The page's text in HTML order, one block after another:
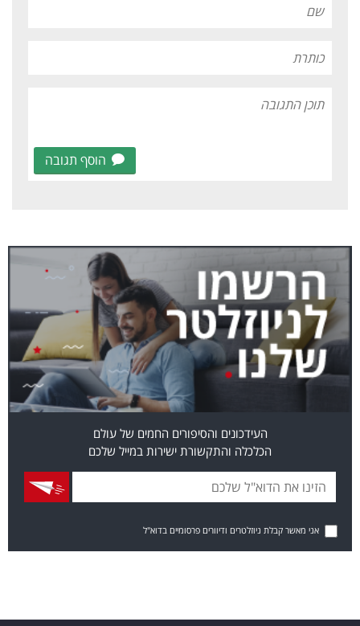
הוסף תגובה
העידכונים והסיפורים החמים של עולם
הכלכלה והתקשורת ישירות במייל שלכם
אני מאשר קבלת ניוזלטרים ודיוורים פרסומיים בדוא"ל